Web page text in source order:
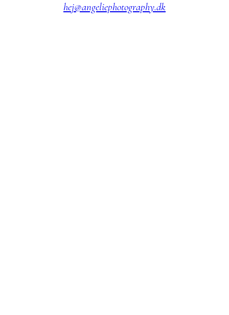
hej@angeliephotography.dk